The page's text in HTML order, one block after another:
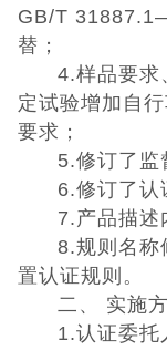
CE认证常见问
题
3C认证
CQC认证
十环能效认证
环保节能认证
ROHS认证
GB/T
替；
4.样品要求、
定试验增加自
要求；
5.修订了监
6.修订了认证
7.产品描述内
8.规则名称修
置认证规则。
二、 实施方
1.认证委托